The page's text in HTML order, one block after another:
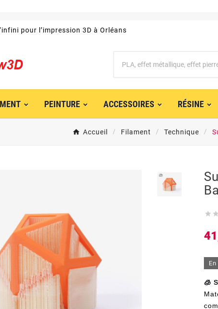
pour l’impression 3D à Orléans
PEINTURE ACCESSOIRES RÉSINE
Accueil Filament Technique
 
🧊